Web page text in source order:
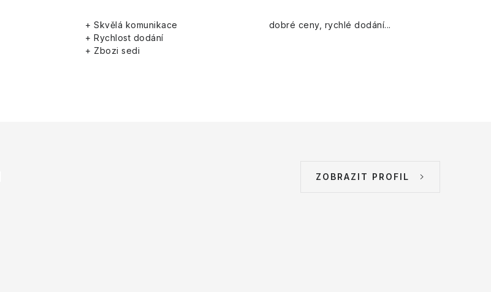
+ Skvělá komunikace
+ Rychlost dodání
+ Zbozi sedi
dobré ceny, rychlé dodání...
ZOBRAZIT PROFIL